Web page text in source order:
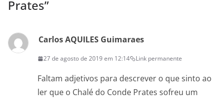
Prates”
Carlos AQUILES Guimaraes
27 de agosto de 2019 em 12:14 Link permanente
Faltam adjetivos para descrever o que sinto ao
ler que o Chalé do Conde Prates sofreu um